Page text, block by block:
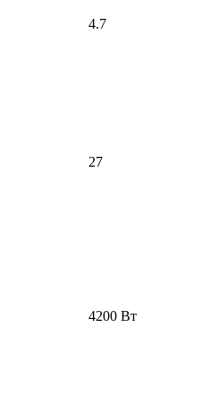
4.7
27
4200 Вт